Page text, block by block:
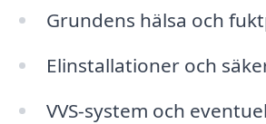
Grundens hälsa och
Elinstallationer och
VVS-system och